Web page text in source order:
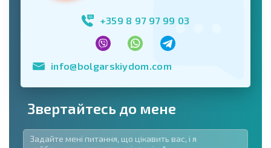
+359 8 97 97 99 03
info@bolgarskiydom.com
Звертайтесь до мене